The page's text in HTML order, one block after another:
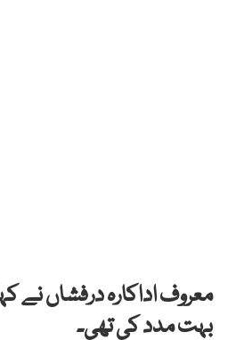
معروف اداکارہ درفشاں نے
بہت مدد کی تھی۔